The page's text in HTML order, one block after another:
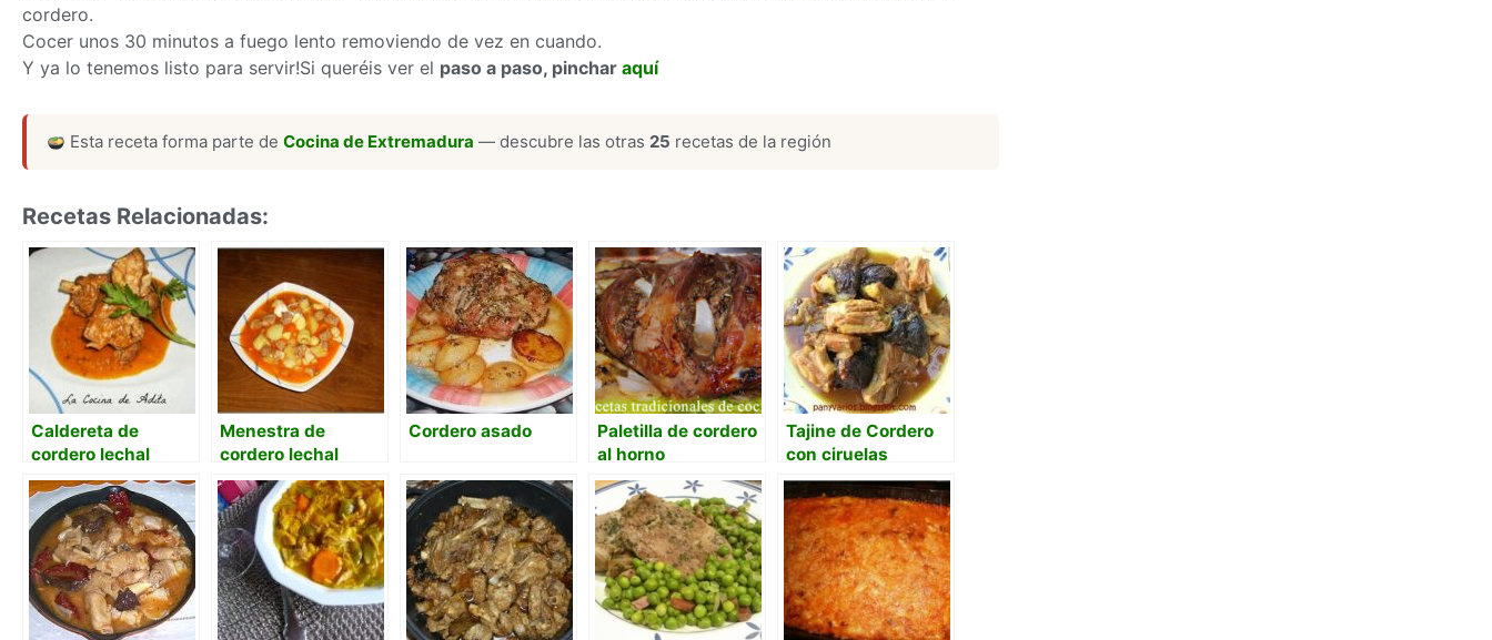
cordero.
Cocer unos 30 minutos a fuego lento removiendo de vez en cuando.
Y ya lo tenemos listo para servir!Si queréis ver el paso a paso, pinchar aquí
Esta receta forma parte deCocina de Extremadura — descubre las otras 25 recetas de la región
Recetas Relacionadas:
Caldereta de
cordero lechal
Menestra de
cordero lechal
Cordero asado
Paletilla de cordero
al horno
Tajine de Cordero
con ciruelas